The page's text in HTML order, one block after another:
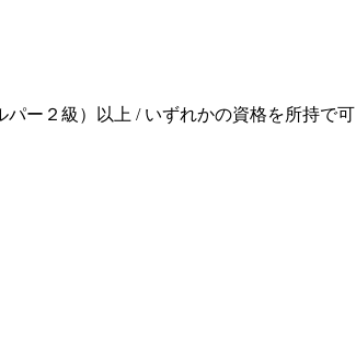
ー２級）以上 / いずれかの資格を所持で可